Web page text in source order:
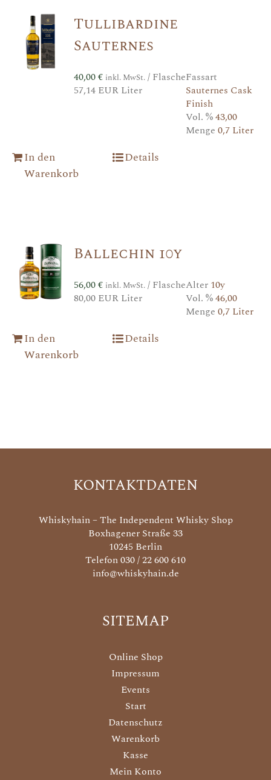
Tullibardine
Sauternes
40,00€ inkl. MwSt./ Flasche
57,14 EUR Liter
Fassart
Sauternes Cask
Finish
Vol. %43,00
Menge 0,7 Liter
In den
Warenkorb
Details
Ballechin 10y
56,00€ inkl. MwSt./ Flasche
80,00 EUR Liter
Alter 10y
Vol. %46,00
Menge 0,7 Liter
In den
Warenkorb
Details
KONTAKTDATEN
Whiskyhain – The Independent Whisky Shop
Boxhagener Straße 33
10245 Berlin
Telefon 030 / 22 600 610
info@whiskyhain.de
SITEMAP
Online Shop
Impressum
Events
Start
Datenschutz
Warenkorb
Kasse
Mein Konto